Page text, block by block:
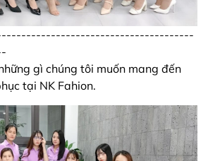
gì chúng tôi muốn mang đến
tại NK Fahion.